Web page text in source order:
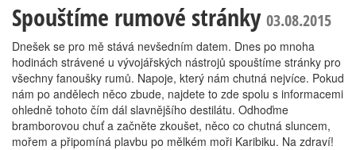
Spouštíme rumové stránky 03.08.2015
Dnešek se pro mě stává nevšedním datem. Dnes po mnoha
hodinách strávené u vývojářských nástrojů spouštíme stránky pro
všechny fanoušky rumů. Napoje, který nám chutná nejvíce. Pokud
nám po andělech něco zbude, najdete to zde spolu s informacemi
ohledně tohoto čím dál slavnějšího destilátu. Odhoďme
bramborovou chuť a začněte zkoušet, něco co chutná sluncem,
mořem a připomíná plavbu po mělkém moři Karibiku. Na zdraví!